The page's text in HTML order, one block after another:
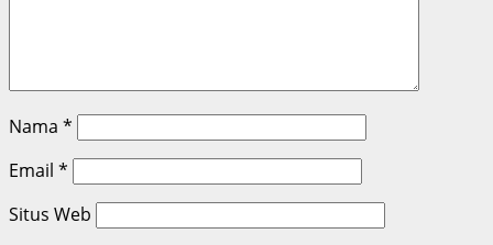
Nama *
Email *
Situs Web